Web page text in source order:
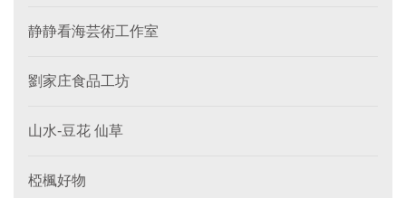
静静看海芸術工作室
劉家庄食品工坊
山水-豆花 仙草
椏楓好物